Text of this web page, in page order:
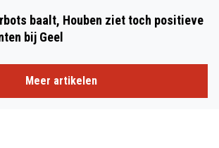
baalt, Houben ziet toch positieve
bij Geel
Meer artikelen